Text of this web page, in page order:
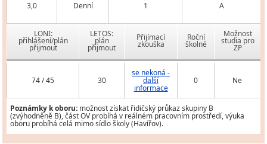
3,0 Denní 1 A
LONI:
přihlášení/plán
přijmout
LETOS:
plán
přijmout
Přijímací
zkouška
Roční
školné
Možnost
studia pro
ZP
74 / 45 30
se nekoná -
další
informace
0 Ne
Poznámky k oboru: možnost získat řidičský průkaz skupiny B
(zvýhodněně B), část OV probíhá v reálném pracovním prostředí, výuka
oboru probíhá celá mimo sídlo školy (Havířov).